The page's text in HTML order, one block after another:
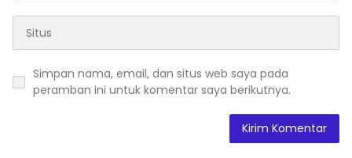
Simpan nama, email, dan situs web saya pada
peramban ini untuk komentar saya berikutnya.